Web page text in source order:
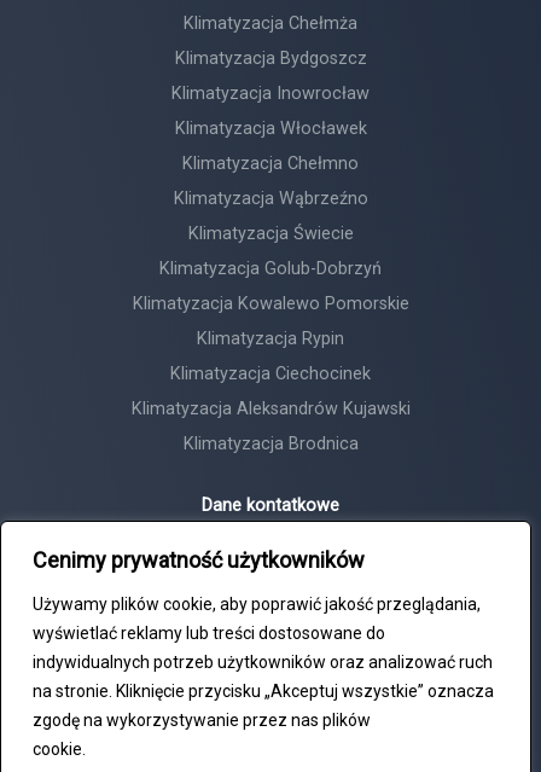
Cenimy prywatność użytkowników
Używamy plików cookie, aby poprawić jakość przeglądania,
wyświetlać reklamy lub treści dostosowane do
indywidualnych potrzeb użytkowników oraz analizować ruch
na stronie. Kliknięcie przycisku „Akceptuj wszystkie” oznacza
zgodę na wykorzystywanie przez nas plików
cookie.
Klimatyzacja Chełmża
Klimatyzacja Bydgoszcz
Klimatyzacja Inowrocław
Klimatyzacja Włocławek
Klimatyzacja Chełmno
Klimatyzacja Wąbrzeźno
Klimatyzacja Świecie
Klimatyzacja Golub-Dobrzyń
Klimatyzacja Kowalewo Pomorskie
Klimatyzacja Rypin
Klimatyzacja Ciechocinek
Klimatyzacja Aleksandrów Kujawski
Klimatyzacja Brodnica
Dane kontatkowe
Horyzont Tadeusz Michalski
+48 609 552 417
biuro@horyzont24.com
ul. Bydgoska 27, Chełmża